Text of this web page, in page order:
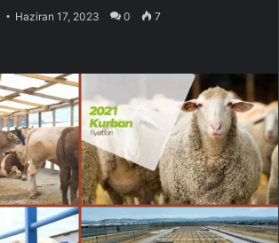
Haziran 17, 2023 0 7